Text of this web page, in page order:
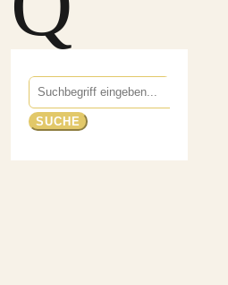
Suchen
nach: